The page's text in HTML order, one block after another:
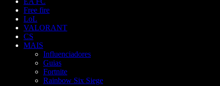
Free fire
LoL
VALORANT
CS
MAIS
Influenciadores
Guias
Fortnite
Rainbow Six Siege